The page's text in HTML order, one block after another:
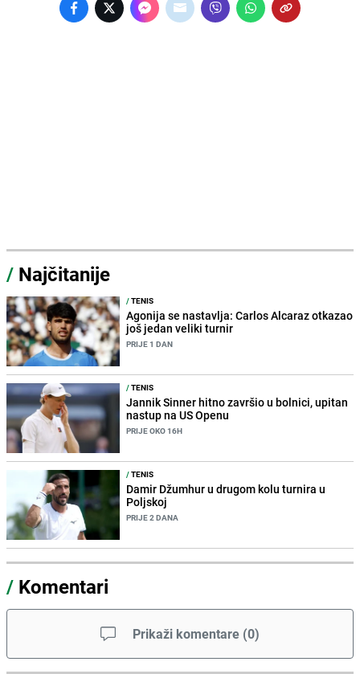
/ Najčitanije
/TENIS
Agonija se nastavlja: Carlos Alcaraz otkazao
još jedan veliki turnir
PRIJE 1 DAN
/TENIS
Jannik Sinner hitno završio u bolnici, upitan
nastup na US Openu
PRIJE OKO 16H
/TENIS
Damir Džumhur u drugom kolu turnira u
Poljskoj
PRIJE 2 DANA
/ Komentari
Prikaži komentare (0)